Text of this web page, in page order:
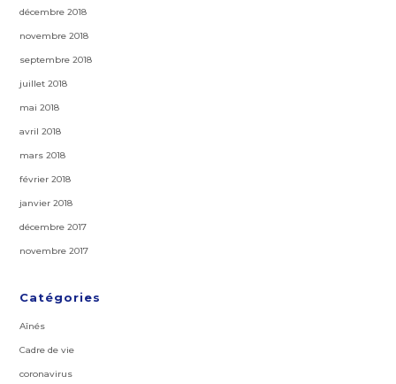
décembre 2018
novembre 2018
septembre 2018
juillet 2018
mai 2018
avril 2018
mars 2018
février 2018
janvier 2018
décembre 2017
novembre 2017
Catégories
Aînés
Cadre de vie
coronavirus